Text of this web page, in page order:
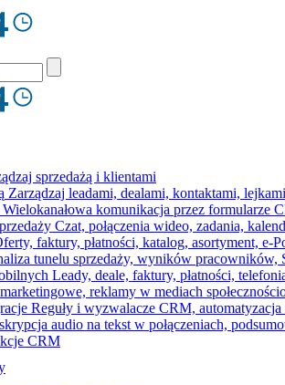
sprzedażą i klientami
Zarządzaj leadami, dealami, kontaktami,
Wielokanałowa komunikacja przez formularze
Czat, połączenia wideo, zadania,
faktury, płatności, katalog, asortyment, e-
tunelu sprzedaży, wyników pracowników,
Leady, deale, faktury, płatności,
reklamy w mediach
Reguły i wyzwalacze CRM,
audio na tekst w połączeniach,
CRM